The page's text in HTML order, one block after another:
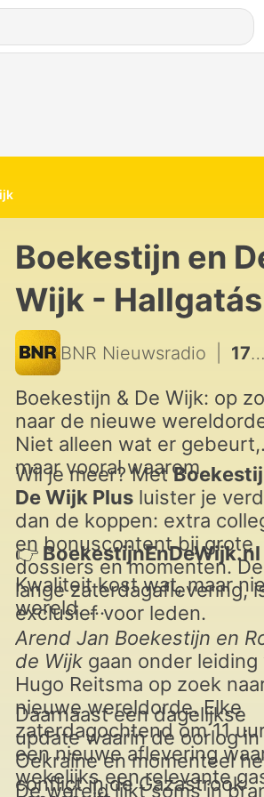
Boekestijn en
Wijk - Hallgatás
Online
BNR Nieuwsradio 1726 - Luister deze zomer naar 'B&W off the record'
Boekestijn & De Wijk: op
naar de nieuwe
Niet alleen wat er gebeurt,
maar vooral waarom.
Wil je meer? Met
De Wijk Plusluister je
dan de koppen: extra
en bonuscontent bij grote
dossiers en momenten. De
lange zaterdagaflevering,
exclusief voor leden.
👉 BoekestijnEnDeWijk.nl
Kwaliteit kost wat, maar
wereld.
Arend Jan Boekestijn en
de Wijk gaan onder leiding
Hugo Reitsma op zoek
nieuwe wereldorde. Elke
zaterdagochtend om 11
een nieuwe aflevering
wekelijks een relevante
Daarnaast een dagelijkse
update waarin de oorlog in
Oekraïne en momenteel
conflict in de Gazastrook
De wereld lijkt soms in